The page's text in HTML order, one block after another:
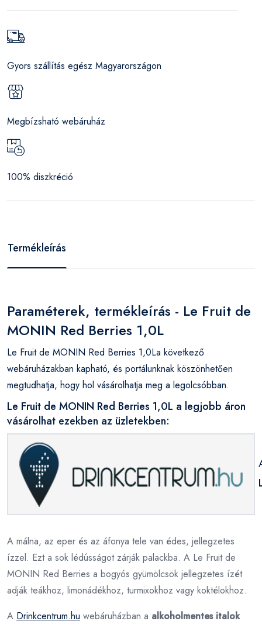
Gyors szállítás egész Magyarországon
Megbízsható webáruház
100% diszkréció
Termékleírás
Paraméterek, termékleírás - Le Fruit de
MONIN Red Berries 1,0L
Le Fruit de MONIN Red Berries 1,0La következő
webáruházakban kapható, és portálunknak köszönhetően
megtudhatja, hogy hol vásárolhatja meg a legolcsóbban.
Le Fruit de MONIN Red Berries 1,0L a legjobb áron
vásárolhat ezekben az üzletekben:
A málna, az eper és az áfonya tele van édes, jellegzetes
ízzel. Ezt a sok lédússágot zárják palackba. A Le Fruit de
MONIN Red Berries a bogyós gyümölcsök jellegzetes ízét
adják teákhoz, limonádékhoz, turmixokhoz vagy koktélokhoz.
A Drinkcentrum.hu webáruházban a alkoholmentes italok